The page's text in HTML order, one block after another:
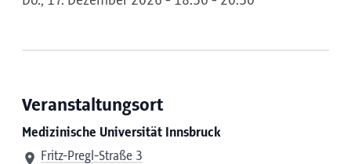
Veranstaltungsort
Medizinische Universität Innsbruck
Fritz-Pregl-Straße 3